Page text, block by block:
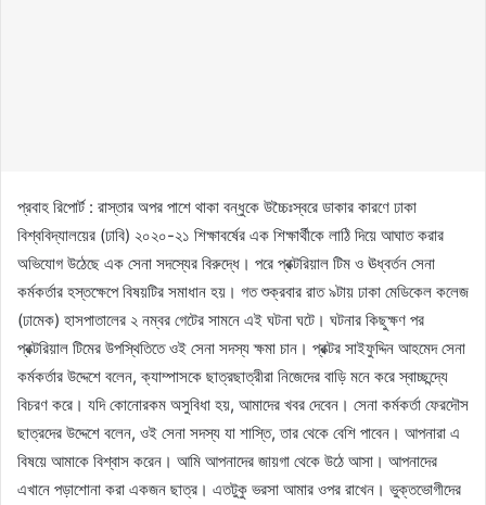
প্রবাহ রিপোর্ট : রাস্তার অপর পাশে থাকা বন্ধুকে উচ্চৈঃস্বরে ডাকার কারণে ঢাকা
বিশ্ববিদ্যালয়ের (ঢাবি) ২০২০-২১ শিক্ষাবর্ষের এক শিক্ষার্থীকে লাঠি দিয়ে আঘাত করার
অভিযোগ উঠেছে এক সেনা সদস্যের বিরুদ্ধে। পরে প্রক্টরিয়াল টিম ও ঊধ্বর্তন সেনা
কর্মকর্তার হস্তক্ষেপে বিষয়টির সমাধান হয়। গত শুক্রবার রাত ৯টায় ঢাকা মেডিকেল কলেজ
(ঢামেক) হাসপাতালের ২ নম্বর গেটের সামনে এই ঘটনা ঘটে। ঘটনার কিছুক্ষণ পর
প্রক্টরিয়াল টিমের উপস্থিতিতে ওই সেনা সদস্য ক্ষমা চান। প্রক্টর সাইফুদ্দিন আহমেদ সেনা
কর্মকর্তার উদ্দেশে বলেন, ক্যাম্পাসকে ছাত্রছাত্রীরা নিজেদের বাড়ি মনে করে স্বাচ্ছন্দ্যে
বিচরণ করে। যদি কোনোরকম অসুবিধা হয়, আমাদের খবর দেবেন। সেনা কর্মকর্তা ফেরদৌস
ছাত্রদের উদ্দেশে বলেন, ওই সেনা সদস্য যা শাস্তি, তার থেকে বেশি পাবেন। আপনারা এ
বিষয়ে আমাকে বিশ্বাস করেন। আমি আপনাদের জায়গা থেকে উঠে আসা। আপনাদের
এখানে পড়াশোনা করা একজন ছাত্র। এতটুকু ভরসা আমার ওপর রাখেন। ভুক্তভোগীদের